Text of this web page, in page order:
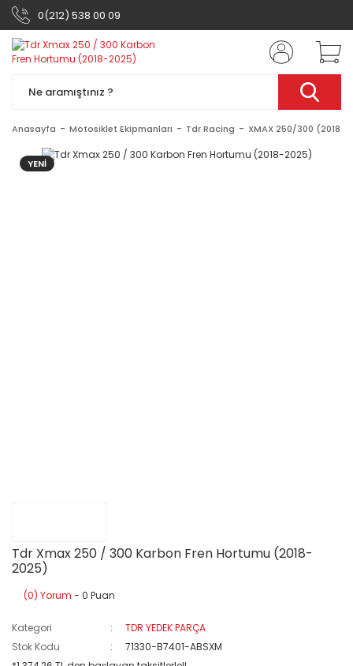
0(212) 538 00 09
Anasayfa Motosiklet Ekipmanları Tdr Racing XMAX 250/300 (2018-
YENİ
Tdr Xmax 250 / 300 Karbon Fren Hortumu (2018-
2025)
(0) Yorum - 0 Puan
Kategori
TDR YEDEK PARÇA
Stok Kodu
71330-B7401-ABSXM